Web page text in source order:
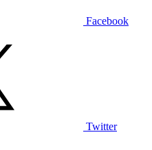
Facebook
Twitter